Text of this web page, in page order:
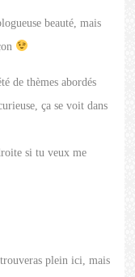
beauté, mais
de thèmes abordés
ça se voit dans
si tu veux me
plein ici, mais